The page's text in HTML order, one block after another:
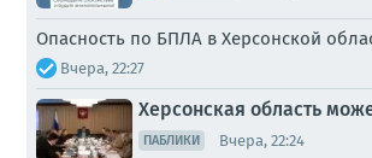
Опасность по БПЛА в Херсонской
Вчера, 22:27
Херсонская область
ПАБЛИКИ Вчера, 22:24